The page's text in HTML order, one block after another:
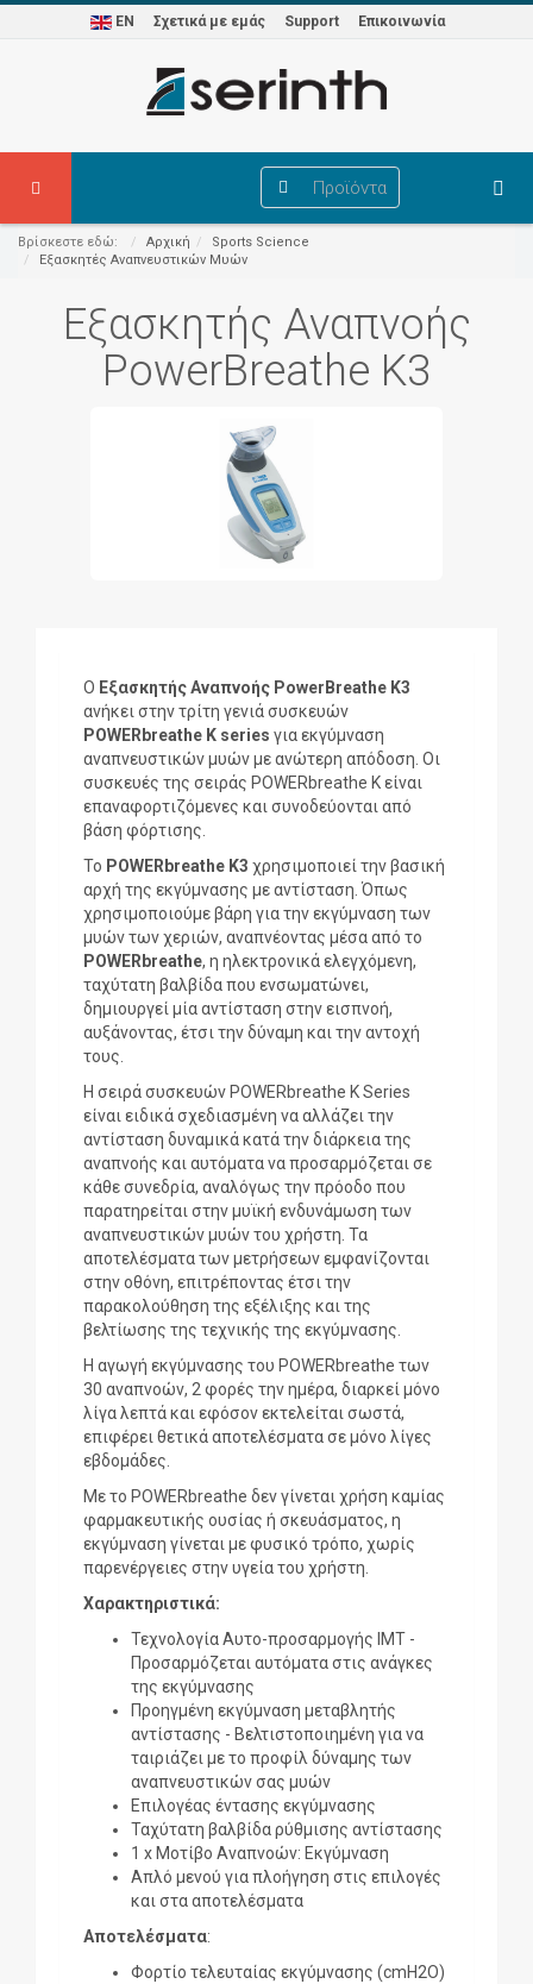
EN Σχετικά με εμάς Support Επικοινωνία
Προϊόντα
Βρίσκεστε εδώ: Αρχική
Sports Science
Εξασκητές Αναπνευστικών Μυών
Εξασκητής Αναπνοής
PowerBreathe K3
Ο Εξασκητής Αναπνοής PowerBreathe K3
ανήκει στην τρίτη γενιά συσκευών
POWERbreathe Κ series για εκγύμναση
αναπνευστικών μυών με ανώτερη απόδοση. Οι
συσκευές της σειράς POWERbreathe K είναι
επαναφορτιζόμενες και συνοδεύονται από
βάση φόρτισης.
Το POWERbreathe K3 χρησιμοποιεί την βασική
αρχή της εκγύμνασης με αντίσταση. Όπως
χρησιμοποιούμε βάρη για την εκγύμναση των
μυών των χεριών, αναπνέοντας μέσα από το
POWERbreathe, η ηλεκτρονικά ελεγχόμενη,
ταχύτατη βαλβίδα που ενσωματώνει,
δημιουργεί μία αντίσταση στην εισπνοή,
αυξάνοντας, έτσι την δύναμη και την αντοχή
τους.
Η σειρά συσκευών POWERbreathe K Series
είναι ειδικά σχεδιασμένη να αλλάζει την
αντίσταση δυναμικά κατά την διάρκεια της
αναπνοής και αυτόματα να προσαρμόζεται σε
κάθε συνεδρία, αναλόγως την πρόοδο που
παρατηρείται στην μυϊκή ενδυνάμωση των
αναπνευστικών μυών του χρήστη. Τα
αποτελέσματα των μετρήσεων εμφανίζονται
στην οθόνη, επιτρέποντας έτσι την
παρακολούθηση της εξέλιξης και της
βελτίωσης της τεχνικής της εκγύμνασης.
Η αγωγή εκγύμνασης του POWERbreathe των
30 αναπνοών, 2 φορές την ημέρα, διαρκεί μόνο
λίγα λεπτά και εφόσον εκτελείται σωστά,
επιφέρει θετικά αποτελέσματα σε μόνο λίγες
εβδομάδες.
Με το POWERbreathe δεν γίνεται χρήση καμίας
φαρμακευτικής ουσίας ή σκευάσματος, η
εκγύμναση γίνεται με φυσικό τρόπο, χωρίς
παρενέργειες στην υγεία του χρήστη.
Χαρακτηριστικά:
Τεχνολογία Αυτο-προσαρμογής IMT -
Προσαρμόζεται αυτόματα στις ανάγκες
της εκγύμνασης
Προηγμένη εκγύμναση μεταβλητής
αντίστασης - Βελτιστοποιημένη για να
ταιριάζει με το προφίλ δύναμης των
αναπνευστικών σας μυών
Επιλογέας έντασης εκγύμνασης
Ταχύτατη βαλβίδα ρύθμισης αντίστασης
1 x Μοτίβο Αναπνοών: Εκγύμναση
Απλό μενού για πλοήγηση στις επιλογές
και στα αποτελέσματα
Αποτελέσματα:
Φορτίο τελευταίας εκγύμνασης (cmH2O)